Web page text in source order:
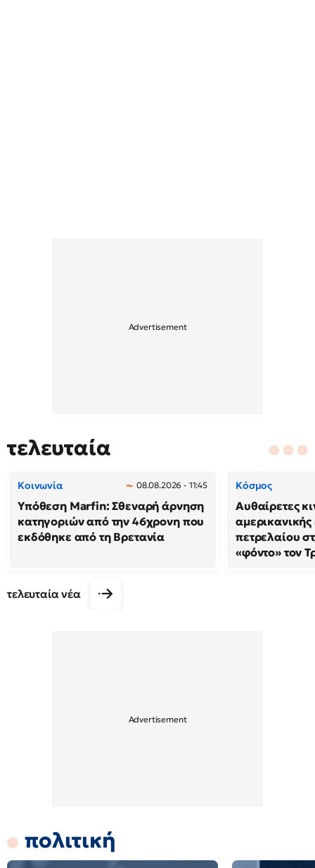
τελευταία
Κοινωνία 08.08.2026 - 11:45
Υπόθεση Marfin: Σθεναρή άρνηση
κατηγοριών από την 46χρονη που
εκδόθηκε από τη Βρετανία
Κόσμος
Αυθαίρετες
αμερικανικής
πετρελαίου
«φόντο» τον
τελευταία νέα
πολιτική